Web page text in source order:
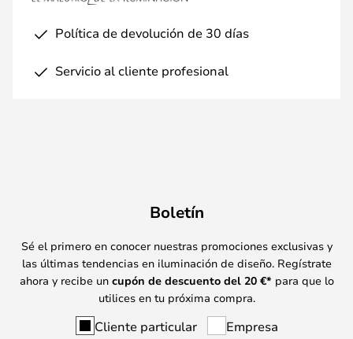
Política de devolución de 30 días
Servicio al cliente profesional
Boletín
Sé el primero en conocer nuestras promociones exclusivas y
las últimas tendencias en iluminación de diseño. Regístrate
ahora y recibe un cupón de descuento del 20 €* para que lo
utilices en tu próxima compra.
Cliente particular Empresa